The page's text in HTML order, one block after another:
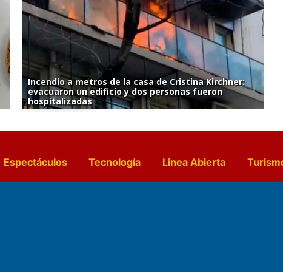
Incendio a metros de la casa de Cristina Kirchner:
evacuaron un edificio y dos personas fueron
hospitalizadas
Espectáculos Tecnología Linea Abierta